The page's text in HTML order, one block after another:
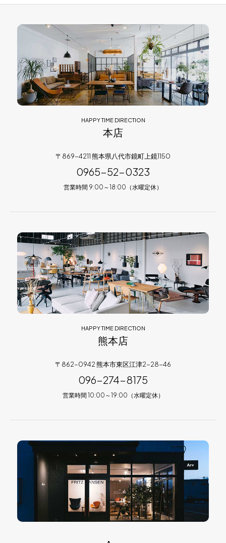
HAPPY TIME DIRECTION
本店
〒869-4211 熊本県八代市鏡町上鏡1150
0965-52-0323
営業時間 9:00～18:00（水曜定休）
HAPPY TIME DIRECTION
熊本店
〒862-0942 熊本市東区江津2-28-46
096-274-8175
営業時間 10:00～19:00（水曜定休）